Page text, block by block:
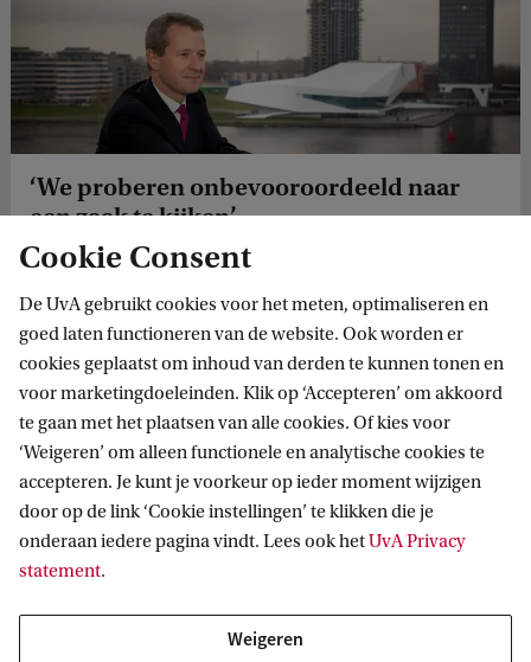
‘We proberen onbevooroordeeld naar
een zaak te kijken’
Met het menselijk leed waarmee officieren van justitie
professioneel om. ‘Twintig jaar geleden moest je er niet te
Informatie voor
Cookie Consent
De UvA gebruikt cookies voor het meten, optimaliseren en
goed laten functioneren van de website. Ook worden er
cookies geplaatst om inhoud van derden te kunnen tonen en
voor marketingdoeleinden. Klik op ‘Accepteren’ om akkoord
te gaan met het plaatsen van alle cookies. Of kies voor
‘Weigeren’ om alleen functionele en analytische cookies te
accepteren. Je kunt je voorkeur op ieder moment wijzigen
door op de link ‘Cookie instellingen’ te klikken die je
onderaan iedere pagina vindt. Lees ook hetUvA Privacy
statement.
Weigeren